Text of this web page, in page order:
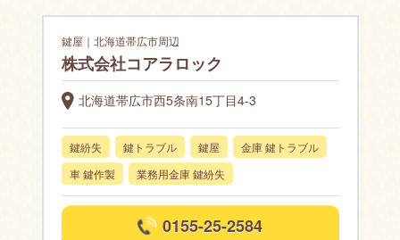
鍵屋｜北海道帯広市周辺
株式会社コアラロック
北海道帯広市西5条南15丁目4-3
鍵紛失 鍵トラブル 鍵屋
金庫 鍵トラブル
車 鍵作製
業務用金庫 鍵紛失
0155-25-2584